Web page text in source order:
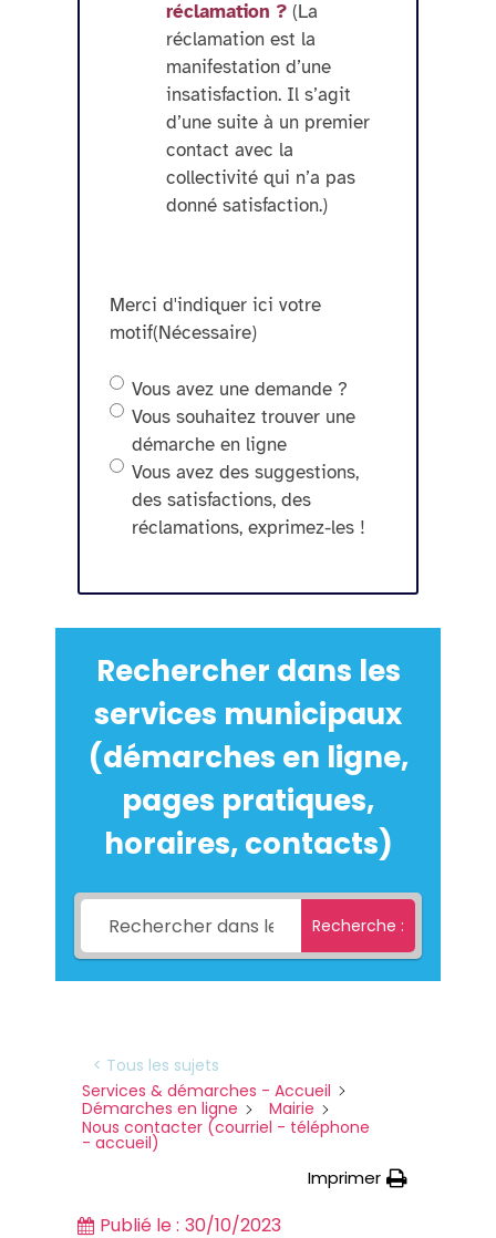
réclamation ? (La
réclamation est la
manifestation d’une
insatisfaction. Il s’agit
d’une suite à un premier
contact avec la
collectivité qui n’a pas
donné satisfaction.)
Merci d'indiquer ici votre
motif(Nécessaire)
Vous avez une demande ?
Vous souhaitez trouver une
démarche en ligne
Vous avez des suggestions,
des satisfactions, des
réclamations, exprimez-les !
Rechercher dans les
services municipaux
(démarches en ligne,
pages pratiques,
horaires, contacts)
Recherche :
< Tous les sujets
Services & démarches - Accueil
Démarches en ligne
Mairie
Nous contacter (courriel - téléphone
- accueil)
Imprimer
Publié le : 30/10/2023